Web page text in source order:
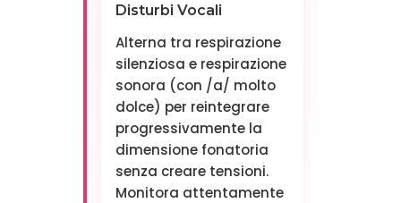
Disturbi Vocali
Alterna tra respirazione
silenziosa e respirazione
sonora (con /a/ molto
dolce) per reintegrare
progressivamente la
dimensione fonatoria
senza creare tensioni.
Monitora attentamente